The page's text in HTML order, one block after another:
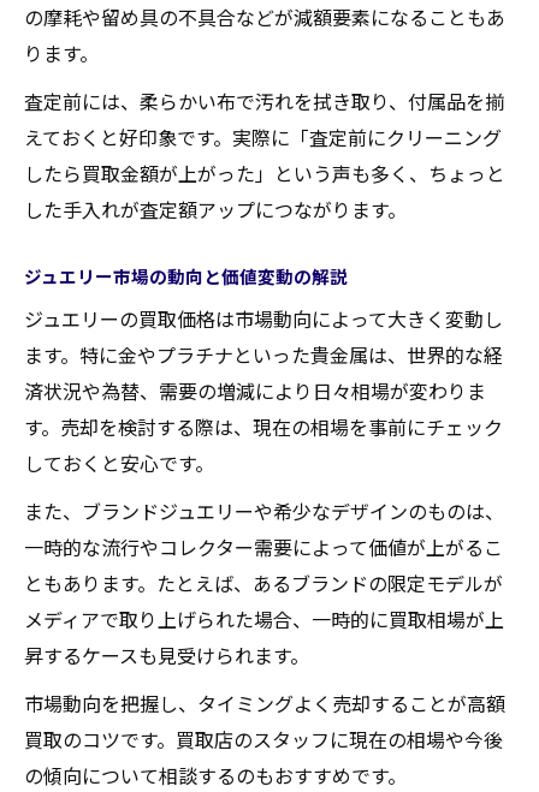
の摩耗や留め具の不具合などが減額要素になることもあ
ります。
査定前には、柔らかい布で汚れを拭き取り、付属品を揃
えておくと好印象です。実際に「査定前にクリーニング
したら買取金額が上がった」という声も多く、ちょっと
した手入れが査定額アップにつながります。
ジュエリー市場の動向と価値変動の解説
ジュエリーの買取価格は市場動向によって大きく変動し
ます。特に金やプラチナといった貴金属は、世界的な経
済状況や為替、需要の増減により日々相場が変わりま
す。売却を検討する際は、現在の相場を事前にチェック
しておくと安心です。
また、ブランドジュエリーや希少なデザインのものは、
一時的な流行やコレクター需要によって価値が上がるこ
ともあります。たとえば、あるブランドの限定モデルが
メディアで取り上げられた場合、一時的に買取相場が上
昇するケースも見受けられます。
市場動向を把握し、タイミングよく売却することが高額
買取のコツです。買取店のスタッフに現在の相場や今後
の傾向について相談するのもおすすめです。